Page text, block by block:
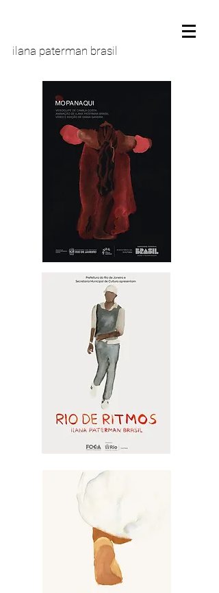
ilana paterman brasil